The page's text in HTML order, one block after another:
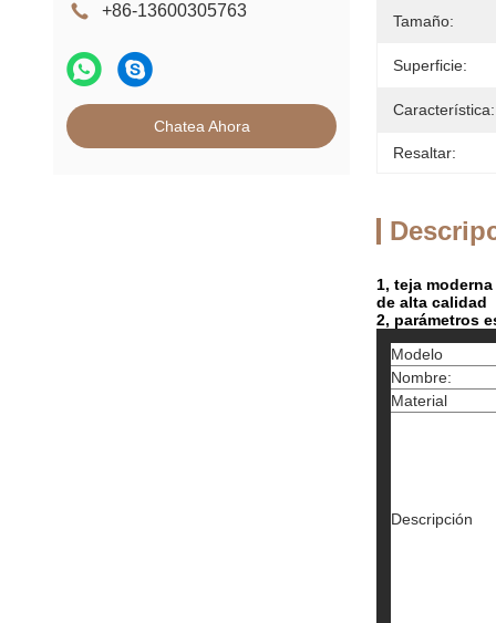
+86-13600305763
Chatea Ahora
Tamaño:
Superficie:
Característica:
Resaltar:
1, teja
de alta calidad
2, parámetros
Modelo
Nombre:
Material
Descripción